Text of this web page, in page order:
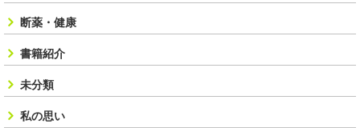
断薬・健康
書籍紹介
未分類
私の思い